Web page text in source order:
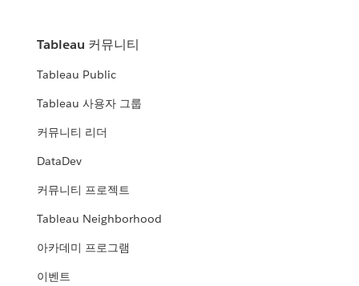
Tableau 커뮤니티
Tableau Public
Tableau 사용자 그룹
커뮤니티 리더
DataDev
커뮤니티 프로젝트
Tableau Neighborhood
아카데미 프로그램
이벤트